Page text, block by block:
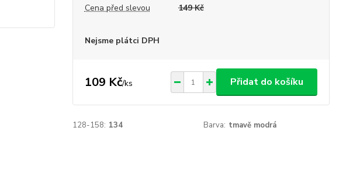
Cena před slevou 149 Kč
Nejsme plátci DPH
109 Kč/ks Přidat do košíku
128-158: 134 Barva: tmavě modrá